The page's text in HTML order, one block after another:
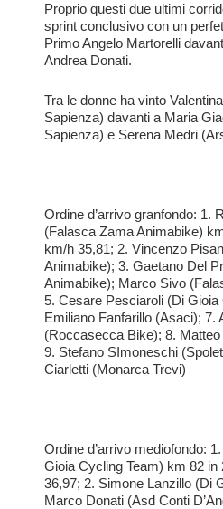
Proprio questi due ultimi
sprint conclusivo con un
Primo Angelo Martorelli
Andrea Donati.
Tra le donne ha vinto
Sapienza) davanti a Maria
Sapienza) e Serena Medri
Ordine d’arrivo granfondo: 1.
(Falasca Zama Animabike)
km/h 35,81; 2. Vincenzo
Animabike); 3. Gaetano Del
Animabike); Marco Sivo
5. Cesare Pesciaroli (Di Gioia
Emiliano Fanfarillo (Asaci); 7.
(Roccasecca Bike); 8.
9. Stefano SImoneschi
Ciarletti (Monarca Trevi)
Ordine d’arrivo mediofondo:
Gioia Cycling Team) km 82 in
36,97; 2. Simone Lanzillo (Di
Marco Donati (Asd Conti